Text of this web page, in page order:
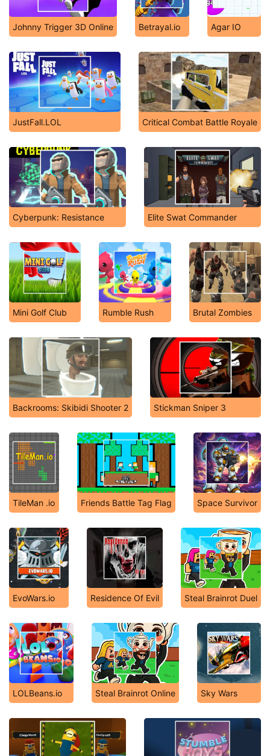
Johnny Trigger 3D Online Betrayal.io Agar IO
JustFall.LOL Critical Combat Battle Royale
Cyberpunk: Resistance Elite Swat Commander
Mini Golf Club Rumble Rush Brutal Zombies
Backrooms: Skibidi Shooter 2 Stickman Sniper 3
TileMan .io Friends Battle Tag Flag Space Survivor
EvoWars.io Residence Of Evil Steal Brainrot Duel
LOLBeans.io Steal Brainrot Online Sky Wars